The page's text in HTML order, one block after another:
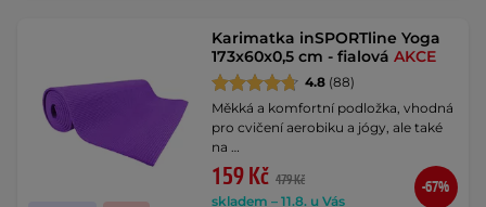
Karimatka inSPORTline Yoga
173x60x0,5 cm - fialováAKCE
4.8 (88)
Měkká a komfortní podložka, vhodná
pro cvičení aerobiku a jógy, ale také
na …
159 Kč 479 Kč
skladem – 11.8. u Vás
-67%